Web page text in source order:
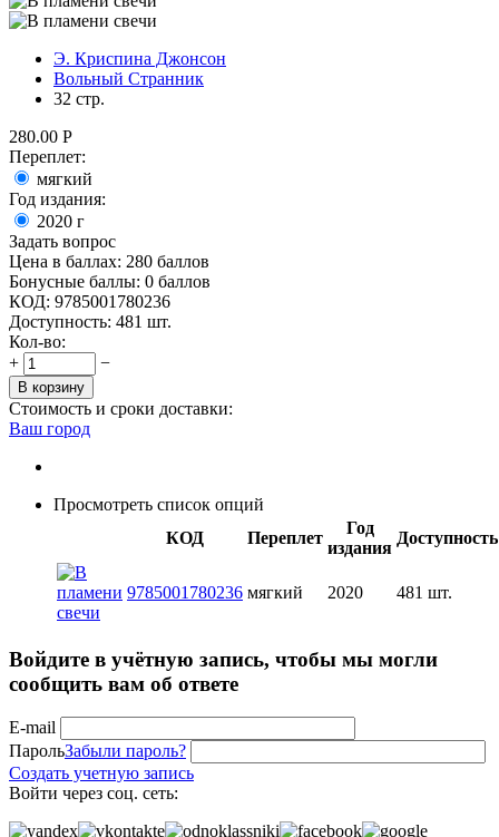
Э. Криспина Джонсон
Вольный Странник
32 стр.
280.00 Р
Переплет:
мягкий
Год издания:
2020 г
Задать вопрос
Цена в баллах: 280 баллов
Бонусные баллы: 0 баллов
КОД: 9785001780236
Доступность: 481 шт.
Кол-во:
+
−
В корзину
Стоимость и сроки доставки:
Ваш город
Просмотреть список опций
КОД
Переплет
Год
издания
Доступность
9785001780236 мягкий 2020 481 шт.
Войдите в учётную запись, чтобы мы могли
сообщить вам об ответе
E-mail
ПарольЗабыли пароль?
Создать учетную запись
Войти через соц. сеть: